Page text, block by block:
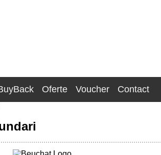
Oferte Voucher Contact